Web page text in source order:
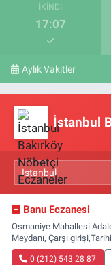
İKINDI
17:07
Aylık Vakitler
İstanbul
Banu Eczanesi
Osmaniye Mahallesi
Meydanı, Çarşı girişi,Tarihi
0 (212) 543 28 87